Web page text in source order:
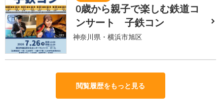
0歳から親子で楽しむ鉄道コ
ンサート 子鉄コン
神奈川県・横浜市旭区
閲覧履歴をもっと見る